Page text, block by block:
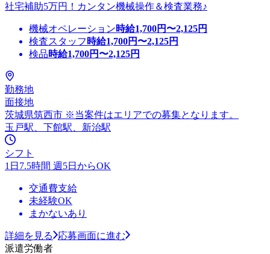
社宅補助5万円！カンタン機械操作＆検査業務♪
機械オペレーション時給1,700円〜2,125円
検査スタッフ 時給1,700円〜2,125円
検品時給1,700円〜2,125円
勤務地
面接地
茨城県筑西市 ※当案件はエリアでの募集となります。
玉戸駅、下館駅、新治駅
シフト
1日7.5時間 週5日からOK
交通費支給
未経験OK
まかないあり
詳細を見る
応募画面に進む
派遣労働者